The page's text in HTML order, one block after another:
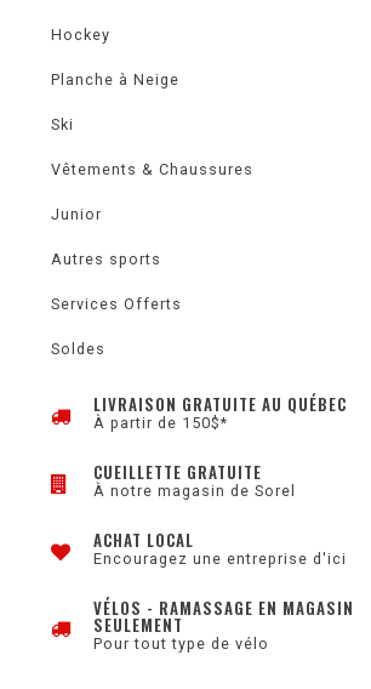
Hockey
Planche à Neige
Ski
Vêtements & Chaussures
Junior
Autres sports
Services Offerts
Soldes
LIVRAISON GRATUITE AU QUÉBEC
À partir de 150$*
CUEILLETTE GRATUITE
À notre magasin de Sorel
ACHAT LOCAL
Encouragez une entreprise d'ici
VÉLOS - RAMASSAGE EN MAGASIN
SEULEMENT
Pour tout type de vélo